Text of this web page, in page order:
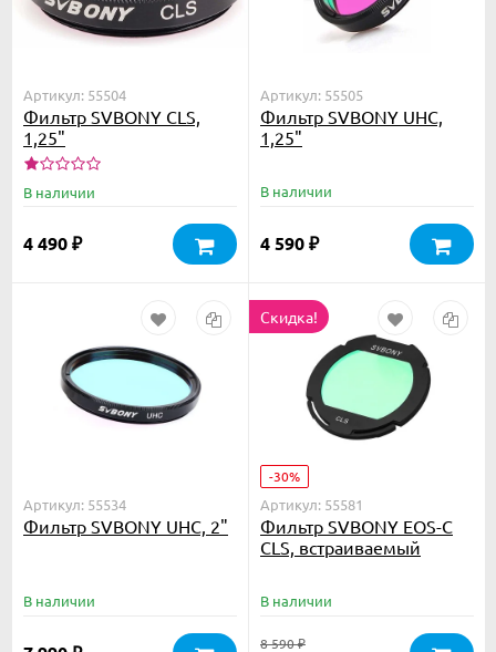
Артикул: 55504
Фильтр SVBONY CLS,
1,25"
В наличии
4 490 ₽
Артикул: 55505
Фильтр SVBONY UHC,
1,25"
В наличии
4 590 ₽
Артикул: 55534
Фильтр SVBONY UHC, 2"
В наличии
Скидка!
-30%
Артикул: 55581
Фильтр SVBONY EOS-C
CLS, встраиваемый
В наличии
8 590₽